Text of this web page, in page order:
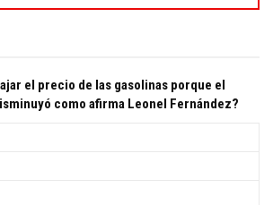
el precio de las gasolinas porque el
como afirma Leonel Fernández?